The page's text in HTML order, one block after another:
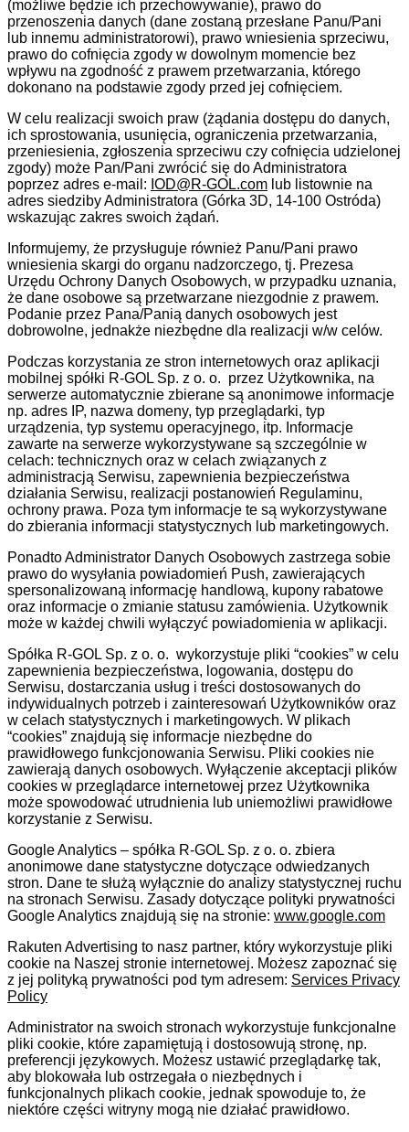
(możliwe będzie ich przechowywanie), prawo do
przenoszenia danych (dane zostaną przesłane Panu/Pani
lub innemu administratorowi), prawo wniesienia sprzeciwu,
prawo do cofnięcia zgody w dowolnym momencie bez
wpływu na zgodność z prawem przetwarzania, którego
dokonano na podstawie zgody przed jej cofnięciem.
W celu realizacji swoich praw (żądania dostępu do danych,
ich sprostowania, usunięcia, ograniczenia przetwarzania,
przeniesienia, zgłoszenia sprzeciwu czy cofnięcia udzielonej
zgody) może Pan/Pani zwrócić się do Administratora
poprzez adres e-mail: IOD@R-GOL.com lub listownie na
adres siedziby Administratora (Górka 3D, 14-100 Ostróda)
wskazując zakres swoich żądań.
Informujemy, że przysługuje również Panu/Pani prawo
wniesienia skargi do organu nadzorczego, tj. Prezesa
Urzędu Ochrony Danych Osobowych, w przypadku uznania,
że dane osobowe są przetwarzane niezgodnie z prawem.
Podanie przez Pana/Panią danych osobowych jest
dobrowolne, jednakże niezbędne dla realizacji w/w celów.
Podczas korzystania ze stron internetowych oraz aplikacji
mobilnej spółki R-GOL Sp. z o. o. przez Użytkownika, na
serwerze automatycznie zbierane są anonimowe informacje
np. adres IP, nazwa domeny, typ przeglądarki, typ
urządzenia, typ systemu operacyjnego, itp. Informacje
zawarte na serwerze wykorzystywane są szczególnie w
celach: technicznych oraz w celach związanych z
administracją Serwisu, zapewnienia bezpieczeństwa
działania Serwisu, realizacji postanowień Regulaminu,
ochrony prawa. Poza tym informacje te są wykorzystywane
do zbierania informacji statystycznych lub marketingowych.
Ponadto Administrator Danych Osobowych zastrzega sobie
prawo do wysyłania powiadomień Push, zawierających
spersonalizowaną informację handlową, kupony rabatowe
oraz informacje o zmianie statusu zamówienia. Użytkownik
może w każdej chwili wyłączyć powiadomienia w aplikacji.
Spółka R-GOL Sp. z o. o. wykorzystuje pliki “cookies” w celu
zapewnienia bezpieczeństwa, logowania, dostępu do
Serwisu, dostarczania usług i treści dostosowanych do
indywidualnych potrzeb i zainteresowań Użytkowników oraz
w celach statystycznych i marketingowych. W plikach
“cookies” znajdują się informacje niezbędne do
prawidłowego funkcjonowania Serwisu. Pliki cookies nie
zawierają danych osobowych. Wyłączenie akceptacji plików
cookies w przeglądarce internetowej przez Użytkownika
może spowodować utrudnienia lub uniemożliwi prawidłowe
korzystanie z Serwisu.
Google Analytics – spółka R-GOL Sp. z o. o. zbiera
anonimowe dane statystyczne dotyczące odwiedzanych
stron. Dane te służą wyłącznie do analizy statystycznej ruchu
na stronach Serwisu. Zasady dotyczące polityki prywatności
Google Analytics znajdują się na stronie: www.google.com
Rakuten Advertising to nasz partner, który wykorzystuje pliki
cookie na Naszej stronie internetowej. Możesz zapoznać się
z jej polityką prywatności pod tym adresem: Services Privacy
Policy
Administrator na swoich stronach wykorzystuje funkcjonalne
pliki cookie, które zapamiętują i dostosowują stronę, np.
preferencji językowych. Możesz ustawić przeglądarkę tak,
aby blokowała lub ostrzegała o niezbędnych i
funkcjonalnych plikach cookie, jednak spowoduje to, że
niektóre części witryny mogą nie działać prawidłowo.